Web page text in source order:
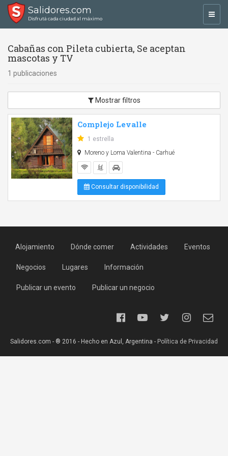
Salidores.com
Disfrutá cada ciudad al máximo
Cabañas con Pileta cubierta, Se aceptan
mascotas y TV
1 publicaciones
Mostrar filtros
Complejo Levalle
1 estrella
Moreno y Loma Valentina - Carhué
Consultar disponibilidad
Alojamiento Dónde comer Actividades Eventos
Negocios Lugares Información
Publicar un evento Publicar un negocio
Salidores.com - ® 2016 - Hecho en Azul, Argentina - Política de Privacidad